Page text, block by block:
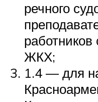
речного
ЖКХ;
1.4 — для